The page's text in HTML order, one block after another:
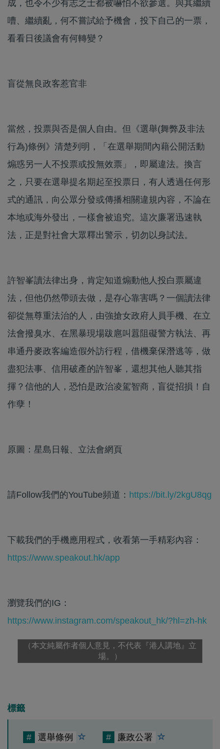
成，也令不少有志之士都被嚇怕不欲參選。與其繼續
嘈、繼續亂，何不嘗試給予機會，投下自己的一票，
看看日後議會有何轉變？
盲從無良政客惹官非
當然，投票與否是個人自由。但《選舉(舞弊及非法
行為)條例》清楚列明，「在選舉期間內藉公開活動
煽惑另一人不投票或投無效票」，即屬違法。換言
之，只要在選舉提名期起至投票日，有人透過任何形
式的通訊，向公眾分發或傳播相關違規內容，不論在
本地或海外發出，一樣會被追究。這次廉署迅速執
法，正是對社會大眾釋出警示，切勿以身試法。
許智峯讀法律出身，肯定知道煽動他人投白票屬違
法，但他仍然帶頭去做，是存心靠害嗎？一個讀法律
卻從無尊重法治的人，由強搶女政府人員手機、在立
法會撥臭水、在黑暴現場跋扈叫囂阻礙警方執法、再
串通丹麥政客編造假外訪行程，借機棄保潛逃等，做
盡犯法事、信用破產的許智峯，還想其他人聽其指
揮？信他的人，恐怕是政治凌駕智商，盲從招損！自
作孽！
原圖：星島日報、立法會網頁
請Follow我們的YouTube頻道： https://bit.ly/2kgU8qg
下載我們的手機應用程式，收看第一手精彩內容：
https://www.speakout.hk/app
瀏覽我們的IG：
https://www.instagram.com/speakout_hk/?hl=zh-hk
（本文純屬作者個人意見，不代表『港人講地』立
場。）
標籤
# 選舉條例 # 廉政公署